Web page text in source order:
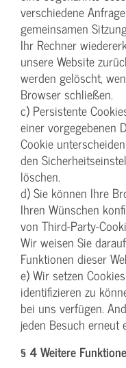
verschiedene
gemeinsamen
Ihr Rechner
unsere Website
werden gelöscht,
Browser schließen.
c) Persistente
einer vorgegebenen
Cookie
den
löschen.
d) Sie können Ihre
Ihren Wünschen
von Third-Party-
Wir weisen Sie
Funktionen dieser
e) Wir setzen
identifizieren zu
bei uns verfügen.
jeden Besuch erneut
§ 4 Weitere